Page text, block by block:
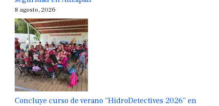
8 agosto, 2026
Concluye curso de verano “HidroDetectives 2026” en